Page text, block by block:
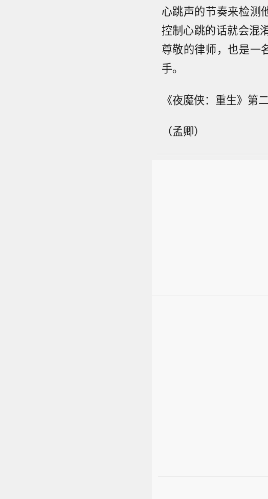
心跳声的节奏来检测
控制心跳的话就会混
尊敬的律师，也是一
手。
《夜魔侠：重生》第
（孟卿）